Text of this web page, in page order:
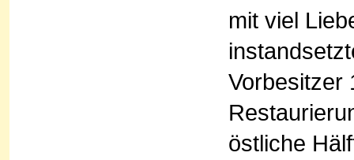
mit viel
Vorbesitzer
östliche